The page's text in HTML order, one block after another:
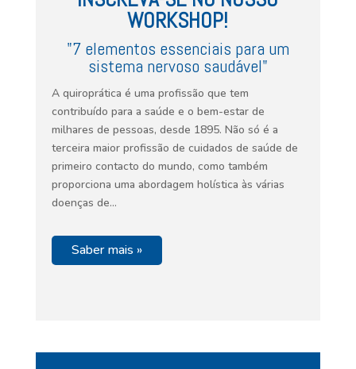
WORKSHOP!
"7 elementos essenciais para um
sistema nervoso saudável"
A quiroprática é uma profissão que tem
contribuído para a saúde e o bem-estar de
milhares de pessoas, desde 1895. Não só é a
terceira maior profissão de cuidados de saúde de
primeiro contacto do mundo, como também
proporciona uma abordagem holística às várias
doenças de…
Saber mais »